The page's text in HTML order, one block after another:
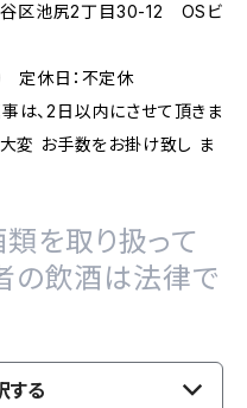
区池尻2丁目30-12 OSビ
定休日：不定休
は、2日以内にさせて頂きま
変 お手数をお掛け致し ま
を取り扱って
の飲酒は法律で
する